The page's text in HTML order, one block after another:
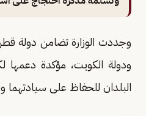
وجددت الوزارة تضامن دولة
ودولة الكويت، مؤكدة دعمها
البلدان للحفاظ على سيادتهما